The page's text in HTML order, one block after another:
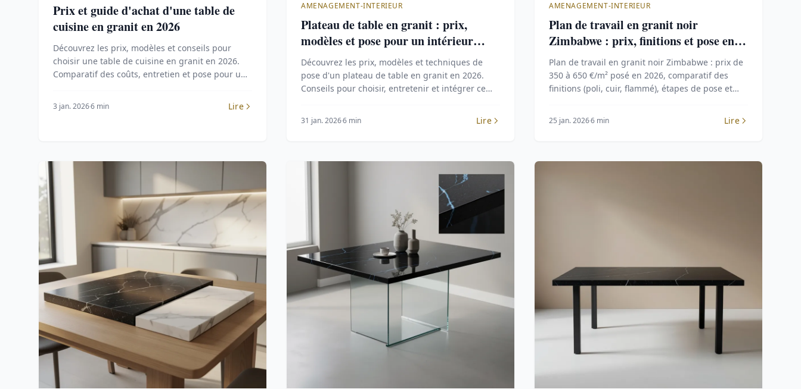
Prix et guide d'achat d'une table de
cuisine en granit en 2026
Découvrez les prix, modèles et conseils pour
choisir une table de cuisine en granit en 2026.
Comparatif des coûts, entretien et pose pour un
3 jan. 20266 min Lire
AMENAGEMENT-INTERIEUR
Plateau de table en granit : prix,
modèles et pose pour un intérieur
élégant en 2026
Découvrez les prix, modèles et techniques de
pose d'un plateau de table en granit en 2026.
Conseils pour choisir, entretenir et intégrer ce
31 jan. 20266 min Lire
AMENAGEMENT-INTERIEUR
Plan de travail en granit noir
Zimbabwe : prix, finitions et pose en
2026
Plan de travail en granit noir Zimbabwe : prix de
350 à 650 €/m² posé en 2026, comparatif des
finitions (poli, cuir, flammé), étapes de pose et
25 jan. 20266 min Lire